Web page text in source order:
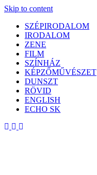
Skip to content
SZÉPIRODALOM
IRODALOM
ZENE
FILM
SZÍNHÁZ
KÉPZŐMŰVÉSZET
DUNSZT
RÖVID
ENGLISH
ECHO SK